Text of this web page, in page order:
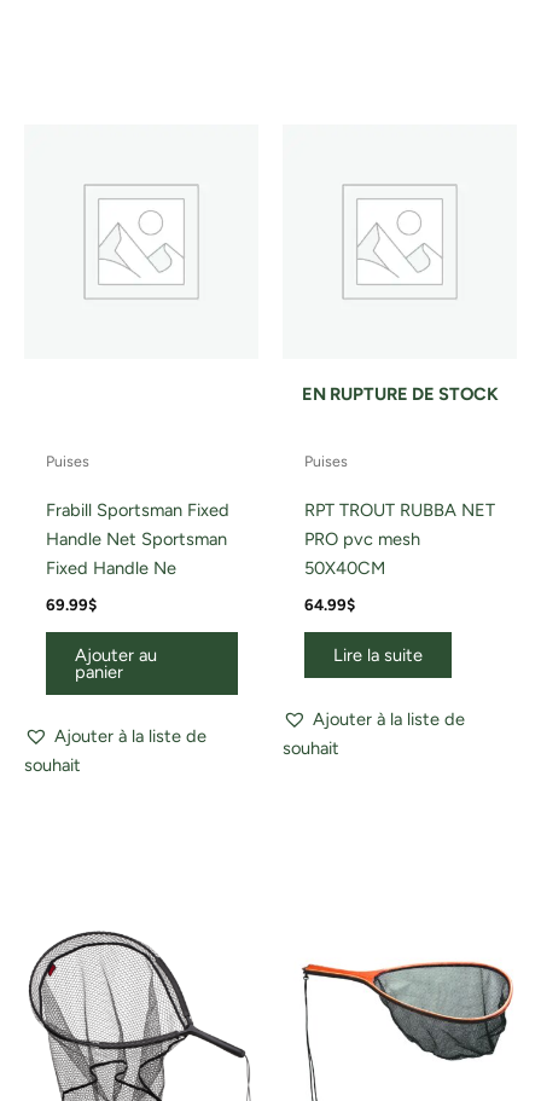
Puises
Frabill Sportsman Fixed
Handle Net Sportsman
Fixed Handle Ne
69.99$
Ajouter au
panier
Ajouter à la liste de
souhait
EN RUPTURE DE STOCK
Puises
RPT TROUT RUBBA NET
PRO pvc mesh
50X40CM
64.99$
Lire la suite
Ajouter à la liste de
souhait